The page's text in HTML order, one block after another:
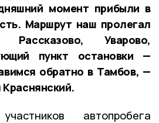
момент прибыли в
Маршрут наш пролегал
Рассказово, Уварово,
пункт остановки —
обратно в Тамбов, —
автопробега